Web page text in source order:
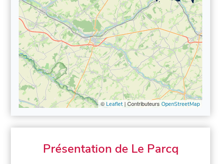
© Leaflet| Contributeurs OpenStreetMap
Présentation de Le Parcq